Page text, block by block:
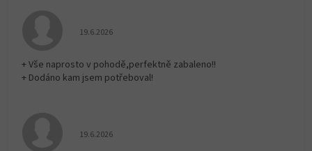
Hodnocení obchodu je 5 z 5 hvězdiček.
19.6.2026
+ Vše naprosto v pohodě,perfektně zabaleno!!
+ Dodáno kam jsem potřeboval!
Hodnocení obchodu je 5 z 5 hvězdiček.
19.6.2026